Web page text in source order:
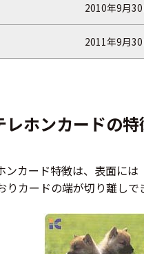
2010年9月30
2011年9月30
レホンカードの特
ンカード特徴は、表面に
りカードの端が切り離しで